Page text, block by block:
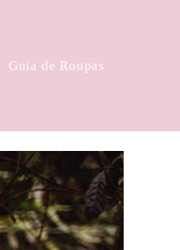
Guia de Roupas